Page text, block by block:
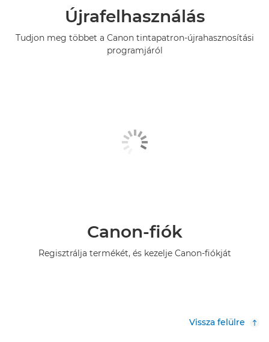
Újrafelhasználás
Tudjon meg többet a Canon tintapatron-újrahasznosítási
programjáról
Canon-fiók
Regisztrálja termékét, és kezelje Canon-fiókját
Vissza felülre